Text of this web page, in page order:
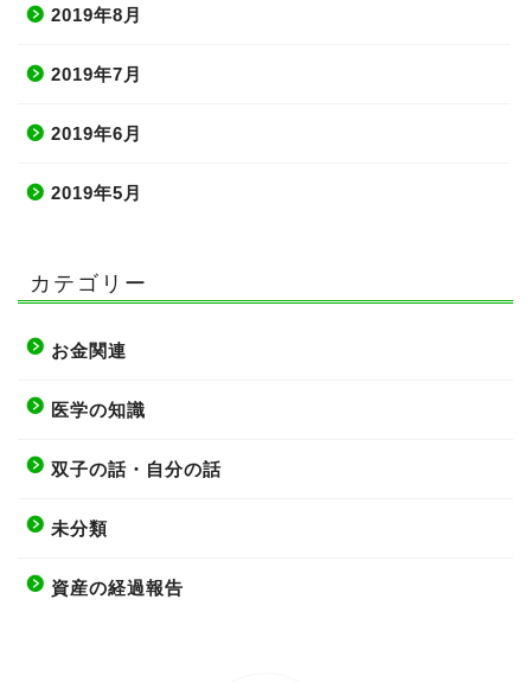
2019年8月
2019年7月
2019年6月
2019年5月
カテゴリー
お金関連
医学の知識
双子の話・自分の話
未分類
資産の経過報告